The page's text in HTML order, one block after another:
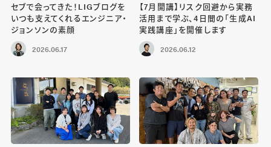
セブで会ってきた！LIGブログを
いつも支えてくれるエンジニア・
ジョンソンの素顔
2026.06.17
【7月開講】リスク回避から実務
活用まで学ぶ、4日間の「生成AI
実践講座」を開催します
2026.06.12